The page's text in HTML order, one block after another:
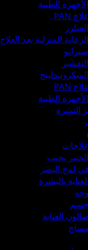
الأجهزة الطبية
علاج PAN
الفيلرز
الرعاية المنزلية بعد العلاج
التقشير
الميكرونيدلينج
علاج PAN
الأجهزة الطبية
البشرة
علاجات
الخبير يجيب
في لمح البصر
بالبشرة
وجه
جسم
العناية
مساج